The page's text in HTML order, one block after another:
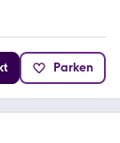
Parken